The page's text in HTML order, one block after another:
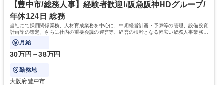
寧な指導体制が整っているため、安心してお仕事をスタートしていただけ
ます。 学歴・資格 学歴：大学院 大学 高専 短大 専修学校 高校 語学力：
資格：
【豊中市/総務人事】経験者歓迎!/阪急阪神HDグループ/
年休124日 総務
当社にて採用関係業務、人材育成業務を中心に、中期経営計画・予算等の管理、設備投資
計画等の策定、さらに社内の重要会議の運営等、経営の根幹となる幅広い総務人事業務全
般を担当していただきます。
月給
30万円～38万円
勤務地
大阪府豊中市